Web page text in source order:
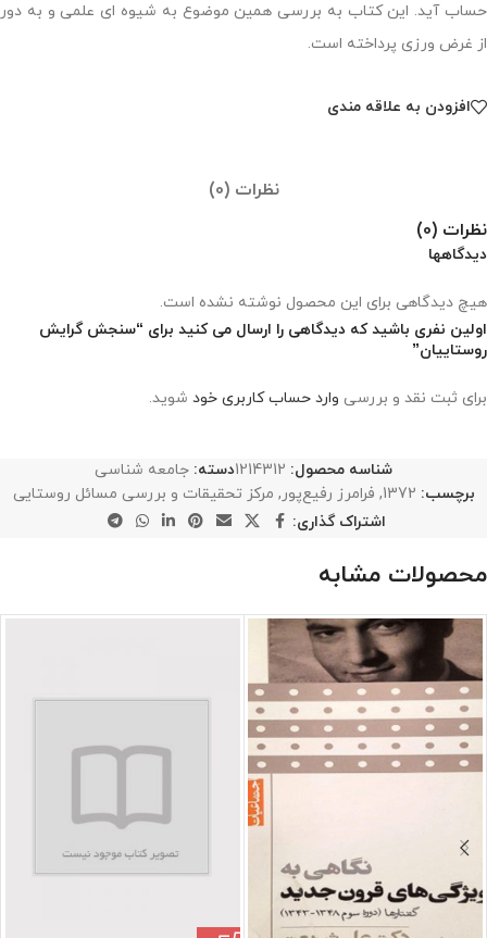
حساب آید. این کتاب به بررسی همین موضوع به شیوه ای علمی و به دور
از غرض ورزی پرداخته است.
افزودن به علاقه مندی
نظرات (0)
نظرات (0)
دیدگاهها
هیچ دیدگاهی برای این محصول نوشته نشده است.
اولین نفری باشید که دیدگاهی را ارسال می کنید برای “سنجش گرایش
روستاییان”
برای ثبت نقد و بررسی وارد حساب کاربری خود شوید.
شناسه محصول: 1214312دسته: جامعه شناسی
برچسب: 1372
, فرامرز رفیع‌پور, مرکز تحقیقات و بررسی مسائل روستایی
اشتراک گذاری:
محصولات مشابه